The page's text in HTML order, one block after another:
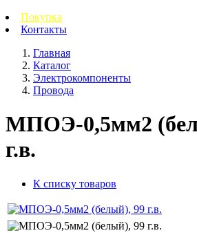
Покупка
Контакты
Главная
Каталог
Электрокомпоненты
Провода
МПОЭ-0,5мм2
г.в.
К списку товаров